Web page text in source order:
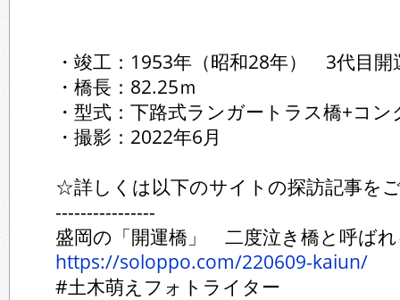
・竣工：1953年（昭和28年） 3代目開
・橋長：82.25ｍ
・型式：下路式ランガートラス橋+コ
・撮影：2022年6月
☆詳しくは以下のサイトの探訪記事を
----------------
盛岡の「開運橋」 二度泣き橋と呼ば
https://soloppo.com/220609-kaiun/
#土木萌えフォトライター